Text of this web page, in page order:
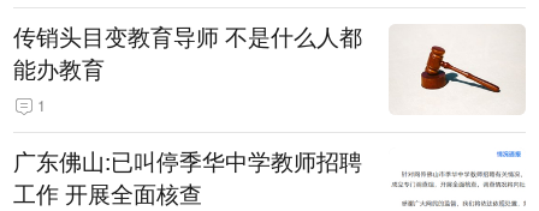
传销头目变教育导师 不是什么人都
能办教育
1
广东佛山:已叫停季华中学教师招聘
工作 开展全面核查